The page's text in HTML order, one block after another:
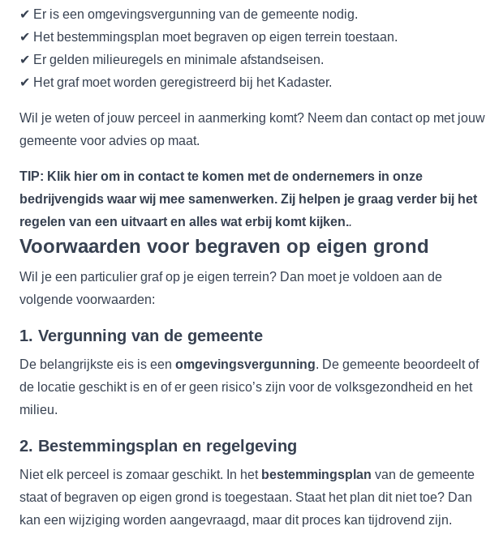
✔ Er is een omgevingsvergunning van de gemeente nodig.
✔ Het bestemmingsplan moet begraven op eigen terrein toestaan.
✔ Er gelden milieuregels en minimale afstandseisen.
✔ Het graf moet worden geregistreerd bij het Kadaster.
Wil je weten of jouw perceel in aanmerking komt? Neem dan contact op met jouw
gemeente voor advies op maat.
TIP: Klik hier om in contact te komen met de ondernemers in onze
bedrijvengids waar wij mee samenwerken. Zij helpen je graag verder bij het
regelen van een uitvaart en alles wat erbij komt kijken..
Voorwaarden voor begraven op eigen grond
Wil je een particulier graf op je eigen terrein? Dan moet je voldoen aan de
volgende voorwaarden:
1. Vergunning van de gemeente
De belangrijkste eis is een omgevingsvergunning. De gemeente beoordeelt of
de locatie geschikt is en of er geen risico’s zijn voor de volksgezondheid en het
milieu.
2. Bestemmingsplan en regelgeving
Niet elk perceel is zomaar geschikt. In het bestemmingsplan van de gemeente
staat of begraven op eigen grond is toegestaan. Staat het plan dit niet toe? Dan
kan een wijziging worden aangevraagd, maar dit proces kan tijdrovend zijn.